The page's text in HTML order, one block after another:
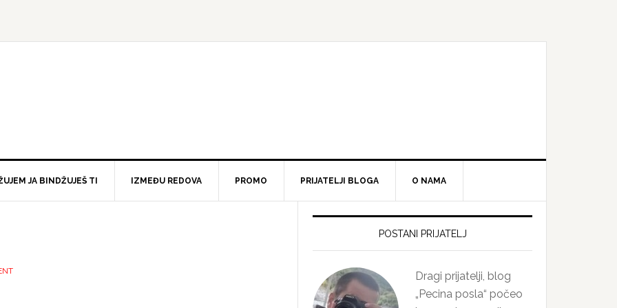
JA BINDŽUJEŠ TI IZMEĐU REDOVA PROMO PRIJATELJI BLOGA O NAMA
Primary
POSTANI PRIJATELJ
Dragi prijatelji, blog
„Pecina posla“ počeo